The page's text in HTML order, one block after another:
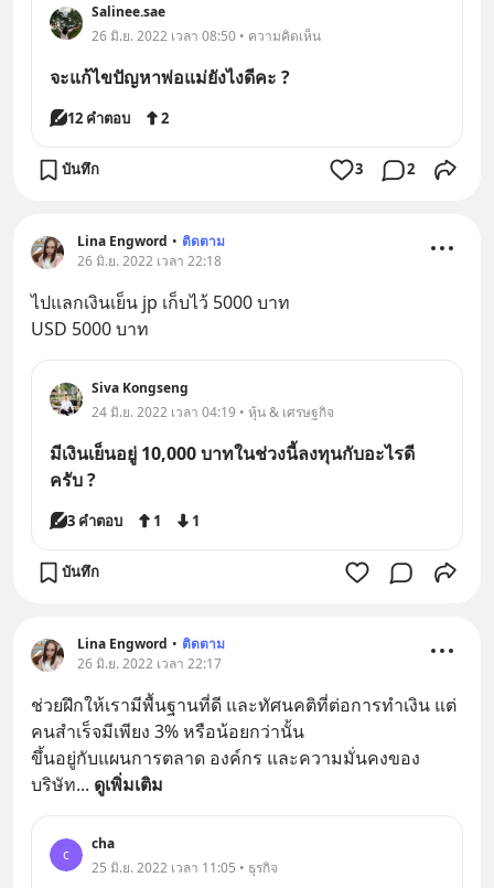
Salinee.sae
26 มิ.ย. 2022 เวลา 08:50 • ความคิดเห็น
จะแก้ไขปัญหาพ่อแม่ยังไงดีคะ ?
12 คำตอบ 2
บันทึก 3 2
Lina Engword • ติดตาม
26 มิ.ย. 2022 เวลา 22:18
ไปแลกเงินเย็น jp เก็บไว้ 5000 บาท
USD 5000 บาท
Siva Kongseng
24 มิ.ย. 2022 เวลา 04:19 • หุ้น & เศรษฐกิจ
มีเงินเย็นอยู่ 10,000 บาทในช่วงนี้ลงทุนกับอะไรดี
ครับ ?
3 คำตอบ 1 1
บันทึก
Lina Engword • ติดตาม
26 มิ.ย. 2022 เวลา 22:17
ช่วยฝึกให้เรามีพื้นฐานที่ดี และทัศนคติที่ต่อการทำเงิน แต่
คนสำเร็จมีเพียง 3% หรือน้อยกว่านั้น
ขึ้นอยู่กับแผนการตลาด องค์กร และความมั่นคงของ
บริษัท... ดูเพิ่มเติม
c
cha
25 มิ.ย. 2022 เวลา 11:05 • ธุรกิจ